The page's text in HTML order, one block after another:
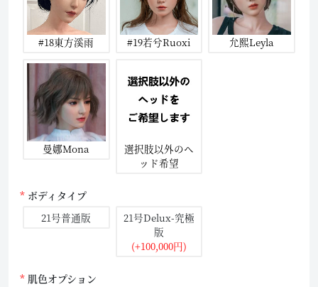
#18東方溪雨 #19若兮Ruoxi 允熙Leyla
曼娜Mona
選択肢以外のヘ
ッド希望
ボディタイプ
21号普通版
21号Delux-究極
版
(+100,000円)
肌色オプション